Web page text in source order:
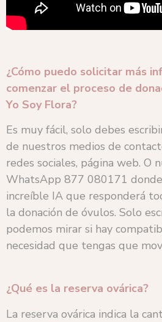
¿Cómo puedo solicitar más
comenzar el proceso de
Yo Soy Flora?
Es muy fácil, solo debes
de nuestros medios de
redes sociales, página web. O
WhatsApp 877 080171
increíble IA que responderá
la donación de óvulos. Solo
podemos mirar si hay
necesidad que tengas que
¿Qué es la reserva ovárica?
La reserva ovárica indica la